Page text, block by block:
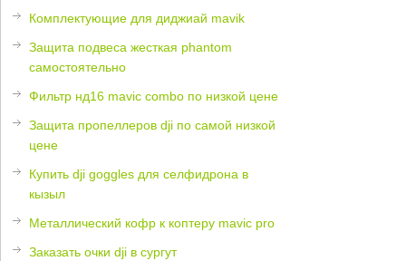
Комплектующие для диджиай mavik
Защита подвеса жесткая phantom
самостоятельно
Фильтр нд16 mavic combo по низкой цене
Защита пропеллеров dji по самой низкой
цене
Купить dji goggles для селфидрона в
кызыл
Металлический кофр к коптеру mavic pro
Заказать очки dji в сургут